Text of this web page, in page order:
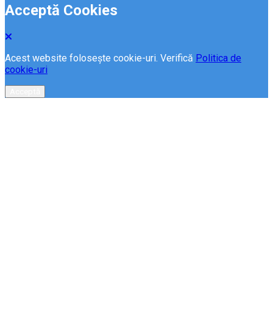
Acceptă Cookies
Acest website folosește cookie-uri. Verifică Politica de
cookie-uri